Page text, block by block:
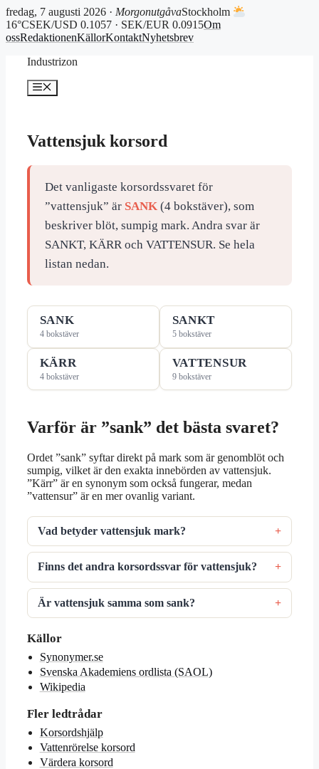
fredag, 7 augusti 2026 · MorgonutgåvaStockholm
16°CSEK/USD 0.1057 · SEK/EUR 0.0915Om
ossRedaktionenKällorKontaktNyhetsbrev
Industrizon
Meny
Vattensjuk korsord
Det vanligaste korsordssvaret för
”vattensjuk” är SANK(4 bokstäver), som
beskriver blöt, sumpig mark. Andra svar är
SANKT, KÄRR och VATTENSUR. Se hela
listan nedan.
SANK
4 bokstäver
SANKT
5 bokstäver
KÄRR
4 bokstäver
VATTENSUR
9 bokstäver
Varför är ”sank” det bästa svaret?
Ordet ”sank” syftar direkt på mark som är genomblöt och
sumpig, vilket är den exakta innebörden av vattensjuk.
”Kärr” är en synonym som också fungerar, medan
”vattensur” är en mer ovanlig variant.
Vad betyder vattensjuk mark?
Finns det andra korsordssvar för vattensjuk?
Är vattensjuk samma som sank?
Källor
Synonymer.se
Svenska Akademiens ordlista (SAOL)
Wikipedia
Fler ledtrådar
Korsordshjälp
Vattenrörelse korsord
Värdera korsord